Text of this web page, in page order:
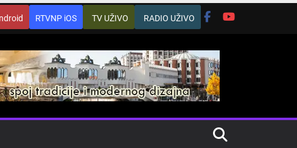
RTVNP iOS TV UŽIVO RADIO UŽIVO